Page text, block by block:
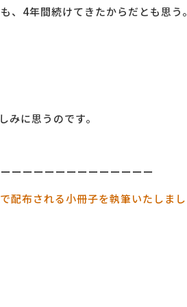
、4年間続けてきたからだとも思う
みに思うのです。
ーーーーーーーーーーーーー
配布される小冊子を執筆いたしま